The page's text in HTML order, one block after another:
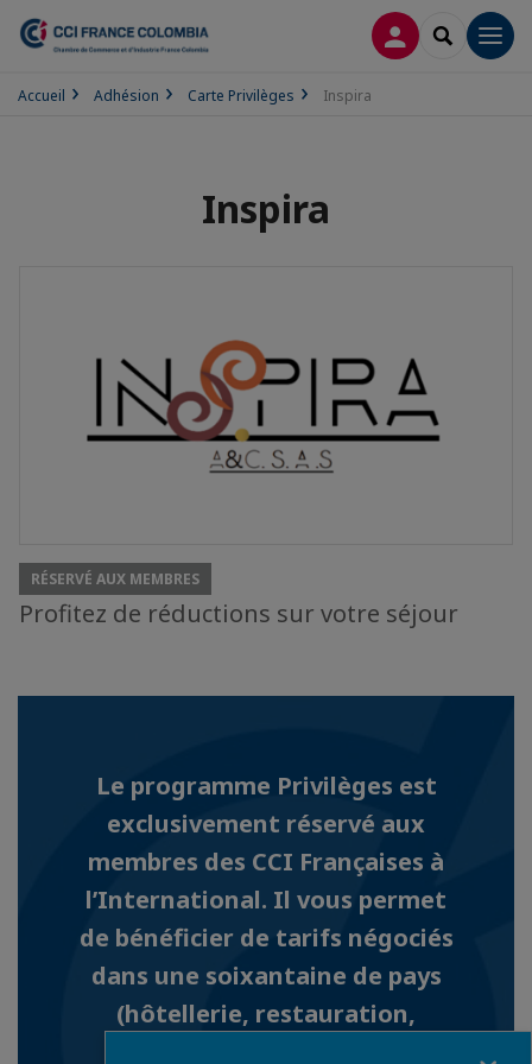
CONNEXION
Accueil Adhésion Carte Privilèges Inspira
Inspira
RÉSERVÉ AUX MEMBRES
Profitez de réductions sur votre séjour
Le programme Privilèges est
exclusivement réservé aux
membres des CCI Françaises à
l’International. Il vous permet
de bénéficier de tarifs négociés
dans une soixantaine de pays
(hôtellerie, restauration,